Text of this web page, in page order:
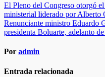
Navegación
de
entradas
El Pleno del Congreso otorgó
ministerial liderado por Alberto
Renunciante ministro Eduardo
presidenta Boluarte, adelanto
Por admin
Entrada relacionada